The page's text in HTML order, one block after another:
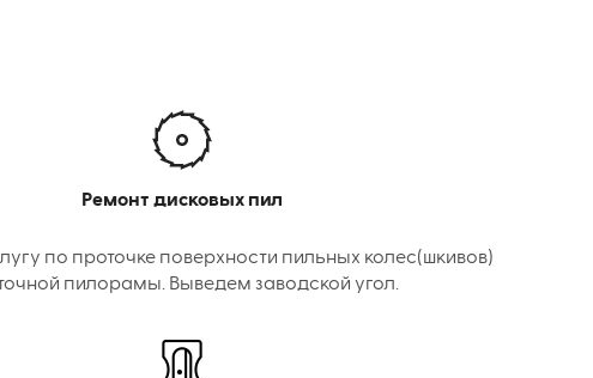
Ремонт дисковых пил
по проточке поверхности пильных колес(шкивов)
пилорамы. Выведем заводской угол.